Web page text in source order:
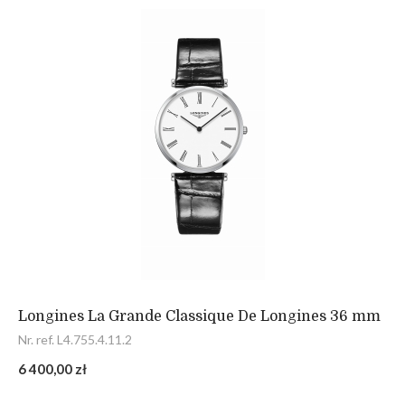
Longines La Grande Classique De Longines 36 mm
Nr. ref. L4.755.4.11.2
6 400,00 zł